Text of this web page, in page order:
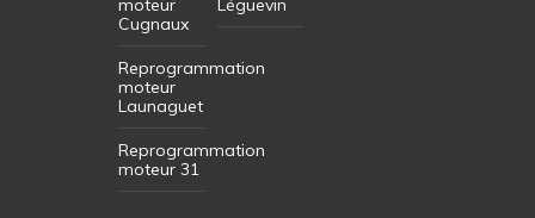
moteur
Cugnaux
Reprogrammation
moteur
Launaguet
Reprogrammation
moteur 31
Léguevin